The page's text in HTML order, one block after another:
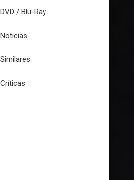
DVD / Blu-Ray
Noticias
Similares
Críticas